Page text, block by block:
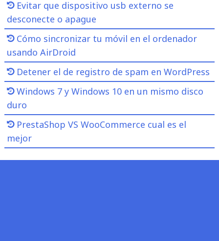
Evitar que dispositivo usb externo se
desconecte o apague
Cómo sincronizar tu móvil en el ordenador
usando AirDroid
Detener el de registro de spam en WordPress
Windows 7 y Windows 10 en un mismo disco
duro
PrestaShop VS WooCommerce cual es el
mejor